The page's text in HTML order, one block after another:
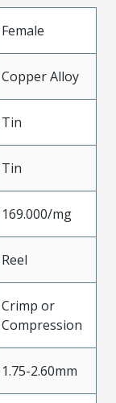
Female
Copper Alloy
Tin
Tin
169.000/mg
Reel
Crimp or
Compression
1.75-2.60mm